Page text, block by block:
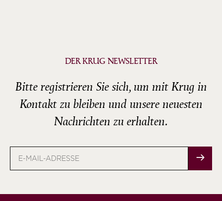
DER KRUG NEWSLETTER
Bitte registrieren Sie sich, um mit Krug in
Kontakt zu bleiben und unsere neuesten
Nachrichten zu erhalten.
Mail-